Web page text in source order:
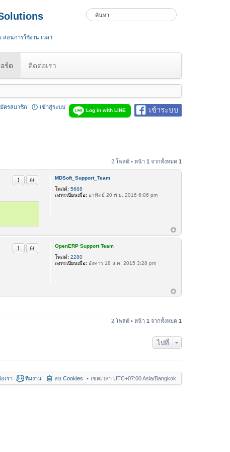
สอนการใช้งาน เวลา
ร์ด ติดต่อเรา
เข้าระบบ
Log in with LINE
เข้าสู่ระบบ
ครสมาชิก
2 โพสต์ • หน้า 1 จากทั้งหมด 1
MDSoft_Support_Team
โพสต์: 5688
ลงทะเบียนเมื่อ: อาทิตย์ 20 พ.ย. 2016 6:06 pm
รายงานในข้อความ
อ้างคำพูด
OpenERP Support Team
โพสต์: 2280
ลงทะเบียนเมื่อ: อังคาร 18 ส.ค. 2015 3:28 pm
รายงานในข้อความ
อ้างคำพูด
2 โพสต์ • หน้า 1 จากทั้งหมด 1
ไปที่
เขตเวลา UTC+07:00 Asia/Bangkok
ลบ Cookies
ทีมงาน
เรา